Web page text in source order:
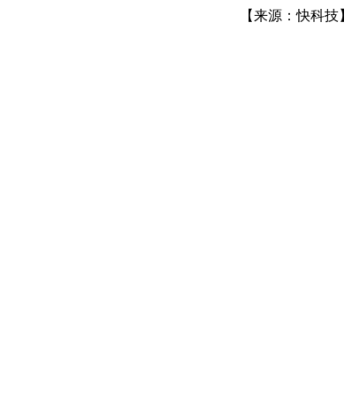
【来源：快科技】